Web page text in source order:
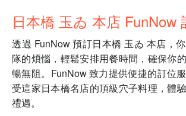
日本橋 玉ゐ 本店 FunNow
透過 FunNow 預訂日本橋 玉ゐ 本店，
隊的煩惱，輕鬆安排用餐時間，確保你
暢無阻。FunNow 致力提供便捷的訂位
受這家日本橋名店的頂級穴子料理，體
禮遇。